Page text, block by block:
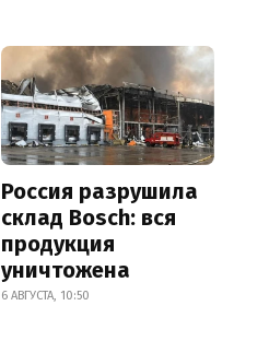
Россия разрушила
склад Bosch: вся
продукция
уничтожена
6 АВГУСТА, 10:50